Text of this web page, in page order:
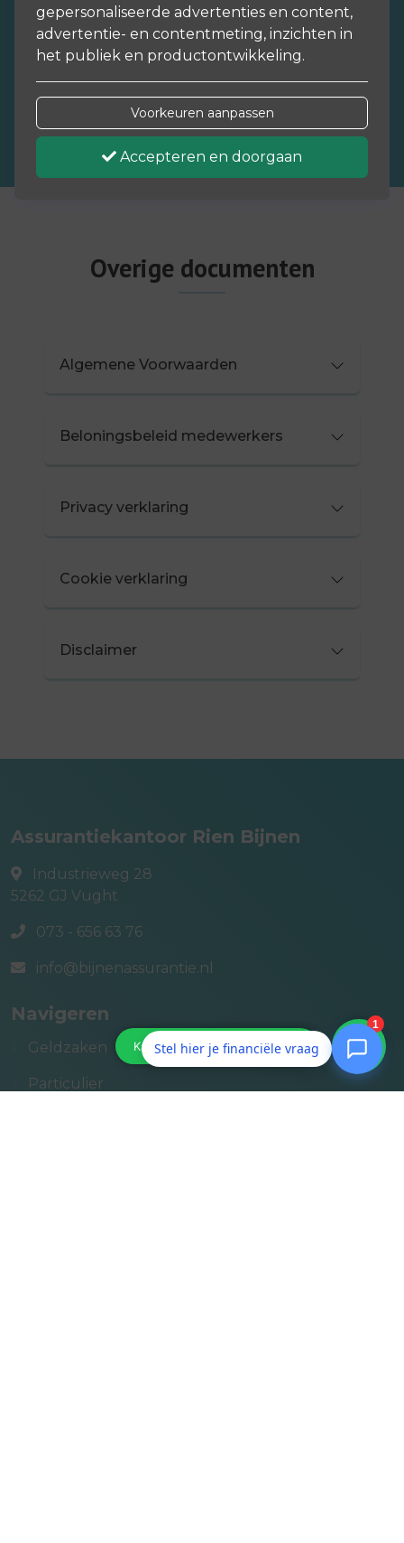
Vergelijkingskaarten
Overige documenten
Algemene Voorwaarden
Beloningsbeleid medewerkers
Privacy verklaring
Cookie verklaring
Disclaimer
Assurantiekantoor Rien Bijnen
Industrieweg 28
5262 GJ Vught
073 - 656 63 76
info@bijnenassurantie.nl
Navigeren
Geldzaken
Particulier
gepersonaliseerde advertenties en content,
advertentie- en contentmeting, inzichten in
het publiek en productontwikkeling.
Voorkeuren aanpassen
Accepteren en doorgaan
Stel hier je financiële vraag